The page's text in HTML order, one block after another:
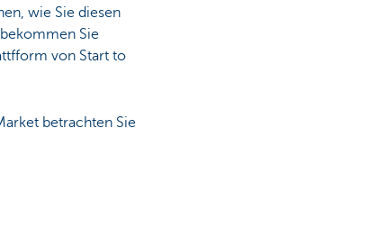
wie Sie diesen
Sie
von Start to
betrachten Sie